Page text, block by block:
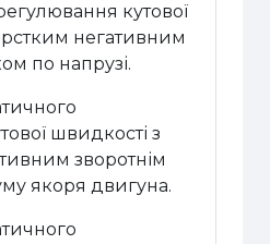
кутової
негативним
по напрузі.
швидкості з
зворотнім
якоря двигуна.